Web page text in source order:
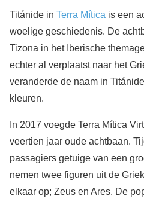
Titánide in Terra Mítica is een
woelige geschiedenis. De
Tizona in het Iberische
echter al verplaatst naar het
veranderde de naam in
kleuren.
In 2017 voegde Terra Mítica
veertien jaar oude achtbaan.
passagiers getuige van een
nemen twee figuren uit de
elkaar op; Zeus en Ares. De